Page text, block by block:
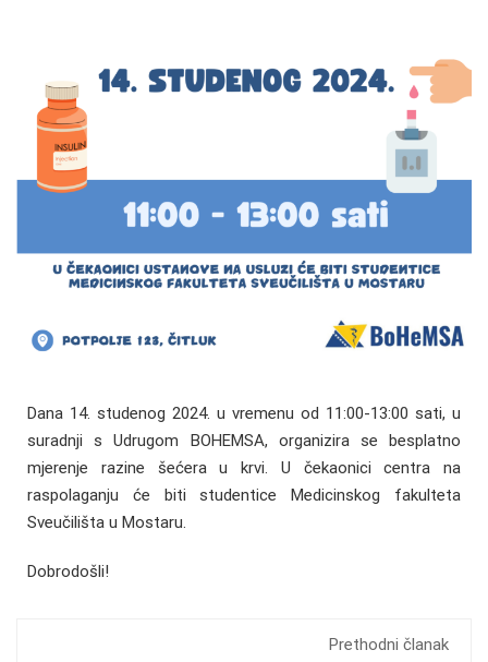
Dana 14. studenog 2024. u vremenu od 11:00-13:00 sati, u
suradnji s Udrugom BOHEMSA, organizira se besplatno
mjerenje razine šećera u krvi. U čekaonici centra na
raspolaganju će biti studentice Medicinskog fakulteta
Sveučilišta u Mostaru.
Dobrodošli!
Prethodni članak